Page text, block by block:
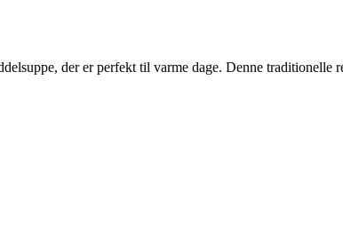
der er perfekt til varme dage. Denne